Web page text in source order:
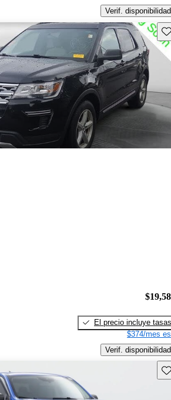
Verif. disponibilidad
El precio incluye tasas
$374/mes
Verif. disponibilidad